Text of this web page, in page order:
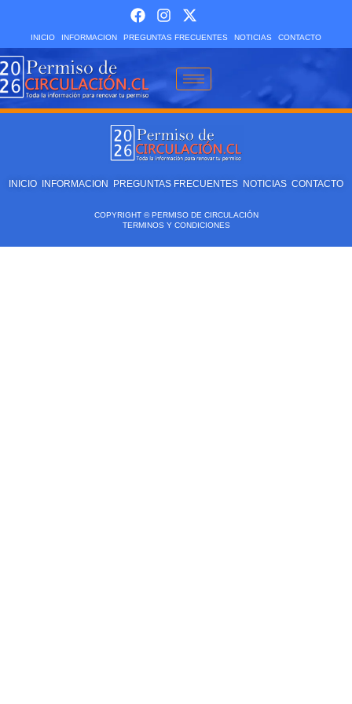
INICIO INFORMACION PREGUNTAS FRECUENTES NOTICIAS CONTACTO
INICIO INFORMACION PREGUNTAS FRECUENTES NOTICIAS CONTACTO
COPYRIGHT © PERMISO DE CIRCULACIÓN
TERMINOS Y CONDICIONES